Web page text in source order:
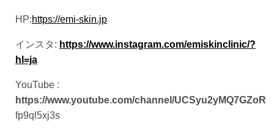
HP:https://emi-skin.jp
インスタ: https://www.instagram.com/emiskinclinic/?
hl=ja
YouTube :
https://www.youtube.com/channel/
fp9ql5xj3s